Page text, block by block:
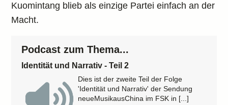
Kuomintang blieb als einzige Partei einfach an der
Macht.
Podcast zum Thema...
Identität und Narrativ - Teil 2
Dies ist der zweite Teil der Folge
'Identität und Narrativ' der Sendung
neueMusikausChina im FSK in [...]